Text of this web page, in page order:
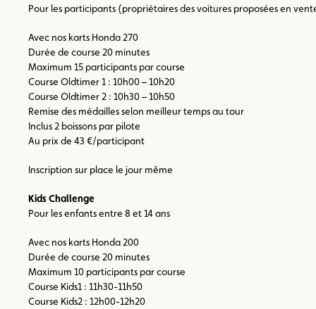
Pour les participants (propriétaires des voitures proposées en
Avec nos karts Honda 270
Durée de course 20 minutes
Maximum 15 participants par course
Course Oldtimer 1 : 10h00 – 10h20
Course Oldtimer 2 : 10h30 – 10h50
Remise des médailles selon meilleur temps au tour
Inclus 2 boissons par pilote
Au prix de 43 €/participant
Inscription sur place le jour même
Kids Challenge
Pour les enfants entre 8 et 14 ans
Avec nos karts Honda 200
Durée de course 20 minutes
Maximum 10 participants par course
Course Kids1 : 11h30-11h50
Course Kids2 : 12h00-12h20